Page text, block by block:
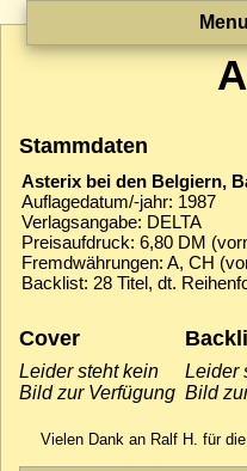
A
Stammdaten
Asterix bei den Belgiern,
Auflagedatum/-jahr: 1987
Verlagsangabe: DELTA
Preisaufdruck: 6,80 DM
Fremdwährungen: A, CH
Backlist: 28 Titel, dt.
Cover
Leider steht kein
Bild zur Verfügung
Leider
Bild
Vielen Dank an Ralf H. für